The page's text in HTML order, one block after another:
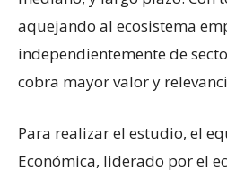
aquejando al ecosistema
independientemente de
cobra mayor valor y
Para realizar el estudio, el
Económica, liderado por el